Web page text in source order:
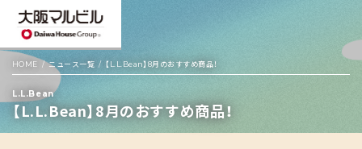
HOME ニュース一覧 【L.L.Bean】8月のおすすめ商品！
L.L.Bean
【L.L.Bean】8月のおすすめ商品！